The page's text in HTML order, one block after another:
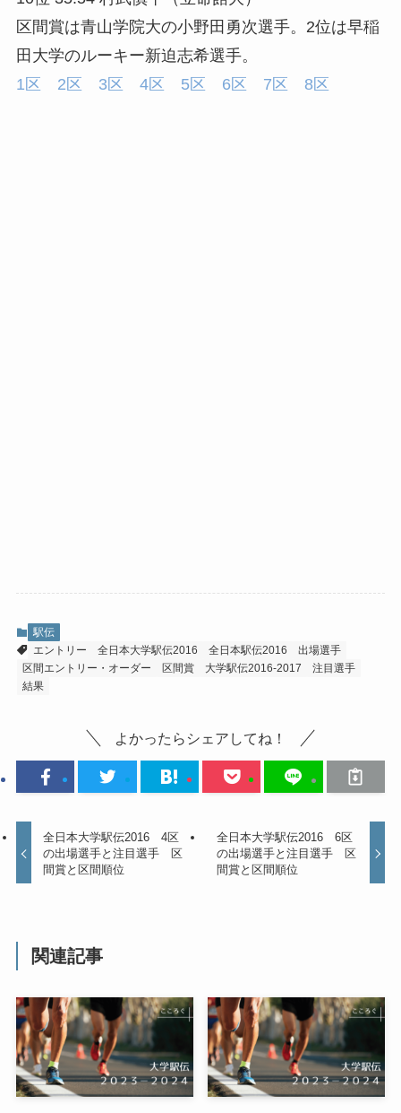
区間賞は青山学院大の小野田勇次選手。2位は早稲
田大学のルーキー新迫志希選手。
1区
2区 3区 4区 5区 6区 7区 8区
駅伝
エントリー
全日本大学駅伝2016 全日本駅伝2016
出場選手
区間エントリー・オーダー
区間賞 大学駅伝2016-2017
注目選手
結果
よかったらシェアしてね！
全日本大学駅伝2016 4区
の出場選手と注目選手 区
間賞と区間順位
全日本大学駅伝2016 6区
の出場選手と注目選手 区
間賞と区間順位
関連記事